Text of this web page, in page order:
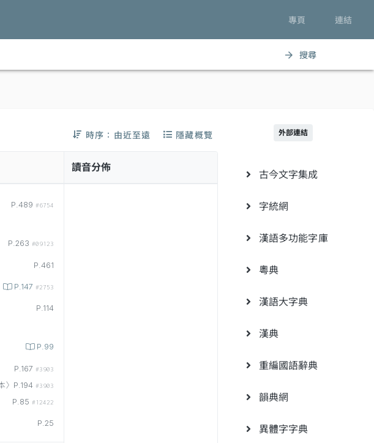
專頁 連結
arrow_forward 搜尋
時序：由近至遠 隱藏概覽
P.489 #6754
P.263 #09123
P.461
P.147 #2753
P.114
P.99
P.167 #3903
〉P.194 #3903
P.85 #12422
P.25
讀音分佈
外部連結
古今文字集成
字統網
漢語多功能字庫
粵典
漢語大字典
漢典
重編國語辭典
韻典網
異體字字典